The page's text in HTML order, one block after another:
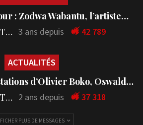
: Zodwa Wabantu, l’artiste…
LA REDACTION 3 ans depuis 42 789
ACTUALITÉS
d’Olivier Boko, Oswald…
LA REDACTION 2 ans depuis 37 318
PLUS DE MESSAGES